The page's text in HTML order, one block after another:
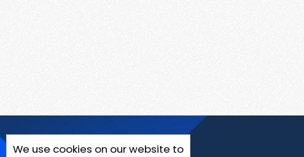
We use cookies on our website to